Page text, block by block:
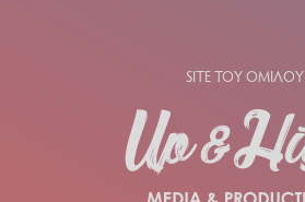
SITE ΤΟΥ ΟΜΙΛΟΥ